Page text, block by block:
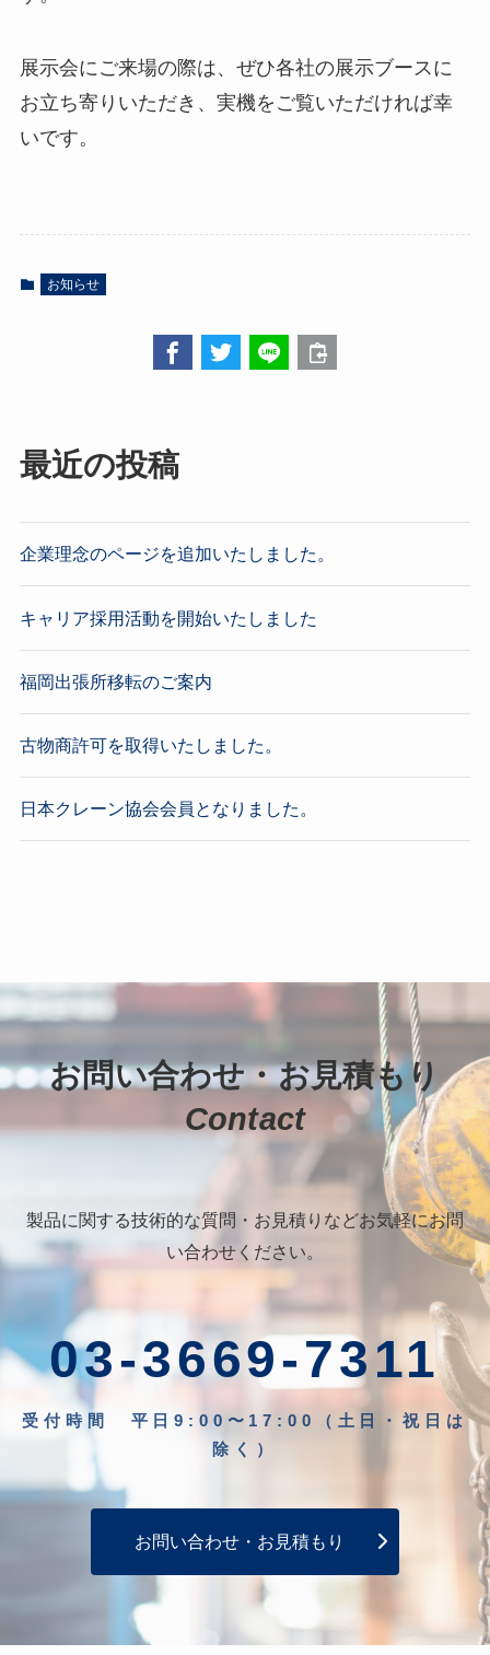
展示会にご来場の際は、ぜひ各社の展示ブースに
お立ち寄りいただき、実機をご覧いただければ幸
いです。
お知らせ
最近の投稿
企業理念のページを追加いたしました。
キャリア採用活動を開始いたしました
福岡出張所移転のご案内
古物商許可を取得いたしました。
日本クレーン協会会員となりました。
お問い合わせ・お見積もり
Contact
製品に関する技術的な質問・お見積りなどお気軽にお問
い合わせください。
03-3669-7311
受付時間 平日9:00〜17:00（土日・祝日は
除く）
お問い合わせ・お見積もり